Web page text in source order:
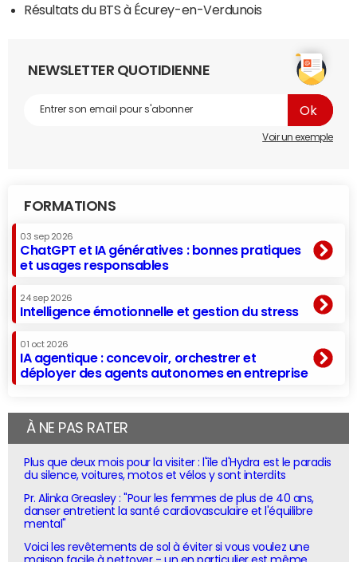
Résultats du BTS à Écurey-en-Verdunois
NEWSLETTER QUOTIDIENNE
Voir un exemple
FORMATIONS
03 sep 2026
ChatGPT et IA génératives : bonnes pratiques
et usages responsables
24 sep 2026
Intelligence émotionnelle et gestion du stress
01 oct 2026
IA agentique : concevoir, orchestrer et
déployer des agents autonomes en entreprise
À NE PAS RATER
Plus que deux mois pour la visiter : l'île d'Hydra est le paradis
du silence, voitures, motos et vélos y sont interdits
Pr. Alinka Greasley : "Pour les femmes de plus de 40 ans,
danser entretient la santé cardiovasculaire et l'équilibre
mental"
Voici les revêtements de sol à éviter si vous voulez une
maison facile à nettoyer - un en particulier est même